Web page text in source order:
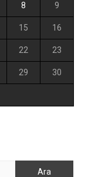
8 9
15 16
22 23
29 30